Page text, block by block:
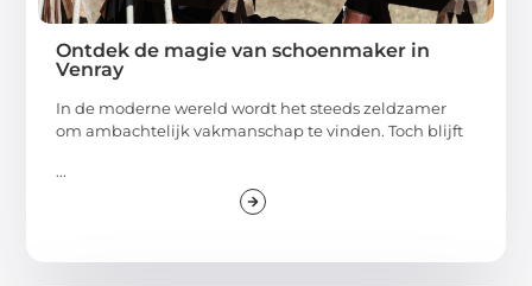
Ontdek de magie van schoenmaker in
Venray
In de moderne wereld wordt het steeds zeldzamer
om ambachtelijk vakmanschap te vinden. Toch blijft
...